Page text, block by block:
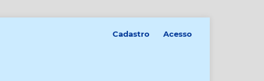
Cadastro Acesso